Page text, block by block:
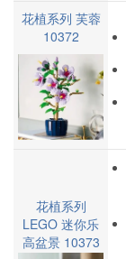
花植系列 芙蓉
10372
花植系列
LEGO 迷你乐
高盆景 10373